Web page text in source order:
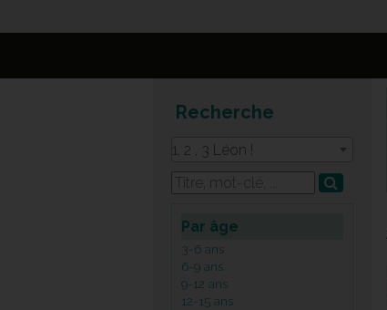
Recherche
1, 2 , 3 Léon !
Par âge
3-6 ans
6-9 ans
9-12 ans
12-15 ans